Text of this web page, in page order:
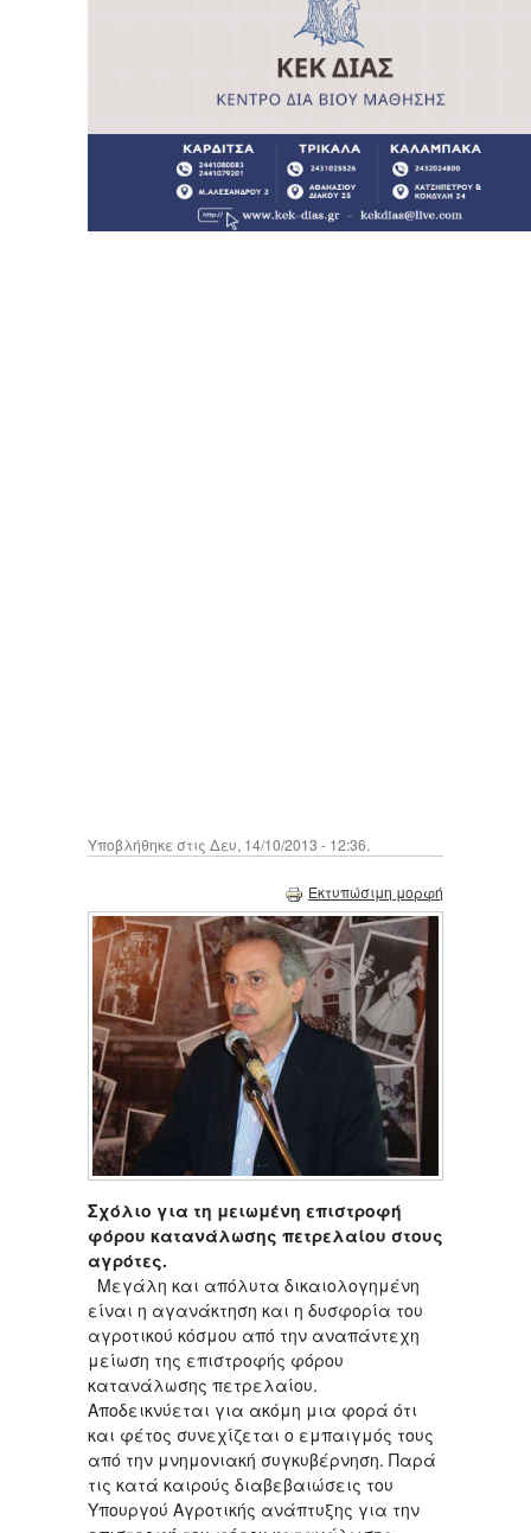
Υποβλήθηκε στις Δευ, 14/10/2013 - 12:36.
Εκτυπώσιμη μορφή
Σχόλιο για τη μειωμένη επιστροφή
φόρου κατανάλωσης πετρελαίου στους
αγρότες.
Μεγάλη και απόλυτα δικαιολογημένη
είναι η αγανάκτηση και η δυσφορία του
αγροτικού κόσμου από την αναπάντεχη
μείωση της επιστροφής φόρου
κατανάλωσης πετρελαίου.
Αποδεικνύεται για ακόμη μια φορά ότι
και φέτος συνεχίζεται ο εμπαιγμός τους
από την μνημονιακή συγκυβέρνηση. Παρά
τις κατά καιρούς διαβεβαιώσεις του
Υπουργού Αγροτικής ανάπτυξης για την